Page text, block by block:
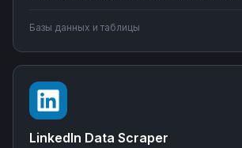
метрики с внешними сервисами,
Управляйте интеграциями BigQuery
программирования.
Базы данных и таблицы
LinkedIn Data Scraper